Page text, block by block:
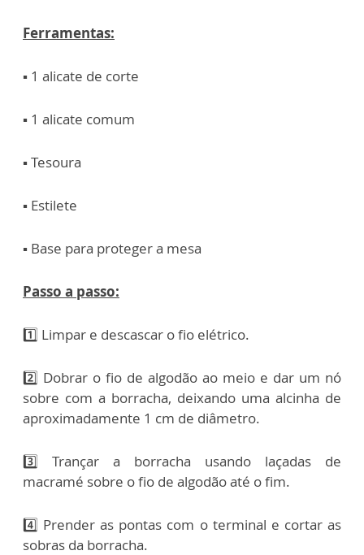
Ferramentas:
▪️ 1 alicate de corte
▪️ 1 alicate comum
▪️ Tesoura
▪️ Estilete
▪️ Base para proteger a mesa
Passo a passo:
1️⃣ Limpar e descascar o fio elétrico.
2️⃣ Dobrar o fio de algodão ao meio e dar um nó
sobre com a borracha, deixando uma alcinha de
aproximadamente 1 cm de diâmetro.
3️⃣ Trançar a borracha usando laçadas de
macramé sobre o fio de algodão até o fim.
4️⃣ Prender as pontas com o terminal e cortar as
sobras da borracha.